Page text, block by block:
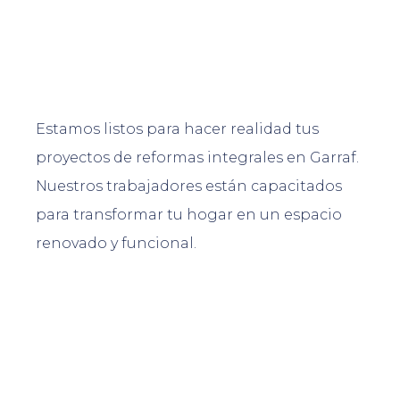
Estamos listos para hacer realidad tus
proyectos de reformas integrales en Garraf.
Nuestros trabajadores están capacitados
para transformar tu hogar en un espacio
renovado y funcional.